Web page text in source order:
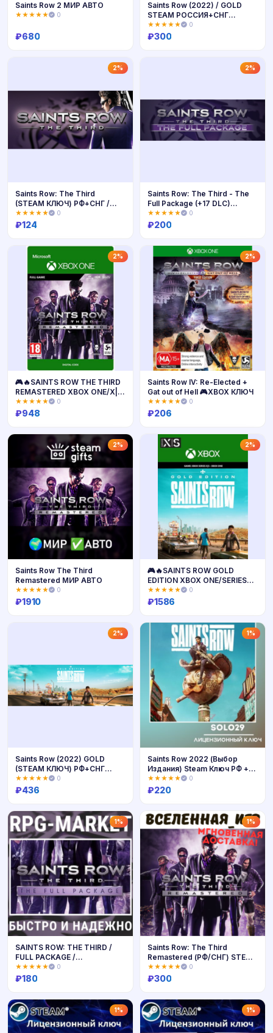
Saints Row 2 МИР АВТО
★★★★★ 0
₽680
Saints Row (2022) / GOLD
STEAM РОССИЯ+СНГ
РУССКИЙ ЯЗЫК
★★★★★ 0
₽300
2%
Saints Row: The Third
(STEAM КЛЮЧ) РФ+СНГ /
РУССКИЙ ЯЗЫК
★★★★★ 0
₽124
2%
Купить
Saints Row: The Third - The
Full Package (+17 DLC)
STEAM КЛЮЧ
★★★★★ 0
₽200
2%
Купить
🎮🔥SAINTS ROW THE THIRD
REMASTERED XBOX ONE/X|S
🔑КЛЮЧ
★★★★★ 0
₽948
2%
Saints Row IV: Re-Elected +
Gat out of Hell 🎮XBOX КЛЮЧ
★★★★★ 0
₽206
2%
Saints Row The Third
Remastered МИР АВТО
★★★★★ 0
₽1910
2%
Купить
🎮🔥SAINTS ROW GOLD
EDITION XBOX ONE/SERIES
X|S🔑КЛЮЧ🔥
★★★★★ 0
₽1586
2%
Купить
Saints Row (2022) GOLD
(STEAM КЛЮЧ) РФ+СНГ
РУССКИЙ ЯЗЫК
★★★★★ 0
₽436
1%
Купить
Saints Row 2022 (Выбор
Издания) Steam Ключ РФ +
СНГ
★★★★★ 0
₽220
1%
Купить
SAINTS ROW: THE THIRD /
FULL PACKAGE /
REMASTERED STEAM
★★★★★ 0
₽180
1%
Купить
Saints Row: The Third
Remastered (РФ/СНГ) STEAM
КЛЮЧ 🔑
★★★★★ 0
₽300
1% 1%